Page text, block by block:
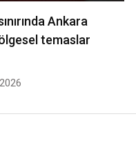
Ankara
temaslar